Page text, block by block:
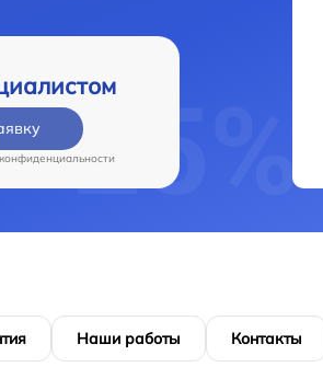
Наши работы Контакты